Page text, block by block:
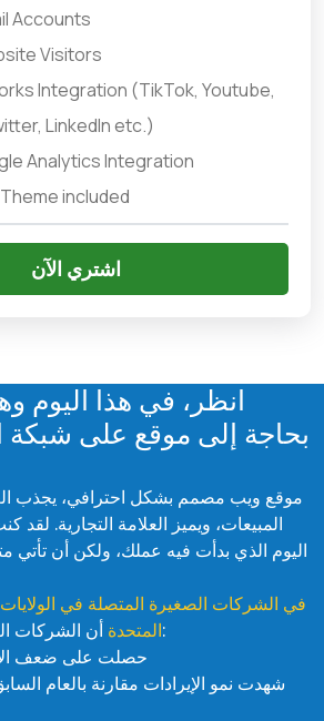
Accounts
Visitors
Integration (TikTok, Youtube,
LinkedIn etc.)
Analytics Integration
included
اشتري الآن
انظر، في هذا اليوم
بحاجة إلى موقع على شبكة
موقع ويب مصمم بشكل احترافي، يجذب
المبيعات، ويميز العلامة التجارية.
اليوم الذي بدأت فيه عملك، ولكن أن تأتي
المتحدةأن الشركات الصغيرة المتقدمة رقميًا:
حصلت على ضعف
شهدت نمو الإيرادات مقارنة بالعام